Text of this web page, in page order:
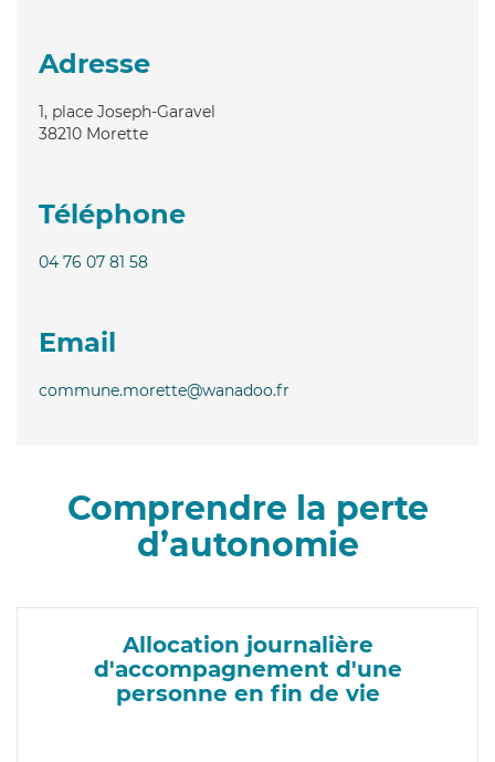
Adresse
1, place Joseph-Garavel
38210 Morette
Téléphone
04 76 07 81 58
Email
commune.morette@wanadoo.fr
Comprendre la perte
d’autonomie
Allocation journalière
d'accompagnement d'une
personne en fin de vie